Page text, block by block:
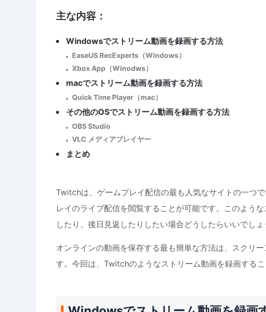
主な内容：
Windowsでストリーム動画を録画する方法
EaseUS RecExperts（Windows）
Xbox App（Winodws）
macでストリーム動画を録画する方法
Quick Time Player（mac）
その他のOSでストリーム動画を録画する方法
OBS Studio
VLC メディアプレイヤー
まとめ
Twitchは、ゲームプレイ配信の最も人気なサイトの一つ
レイのライブ配信を閲覧することが可能です。このよう
したり、後日見返したりしたい場合どうしたらいいでしょ
オンラインの動画を保存する最も簡単な方法は、スクリ
す。今回は、Twitchのようなストリーム動画を録画する